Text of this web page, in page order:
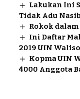
Lakukan Ini
Tidak Adu
Rokok
Ini Daftar
2019 UIN
Kopma UIN
4000 Anggota